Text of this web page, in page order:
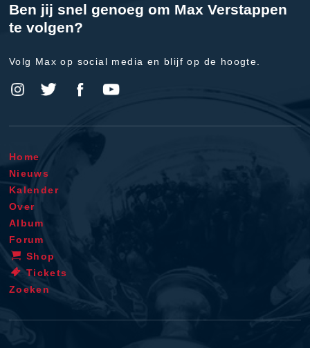
Ben jij snel genoeg om Max Verstappen
te volgen?
Volg Max op social media en blijf op de hoogte.
Home
Nieuws
Kalender
Over
Album
Forum
Shop
Tickets
Zoeken